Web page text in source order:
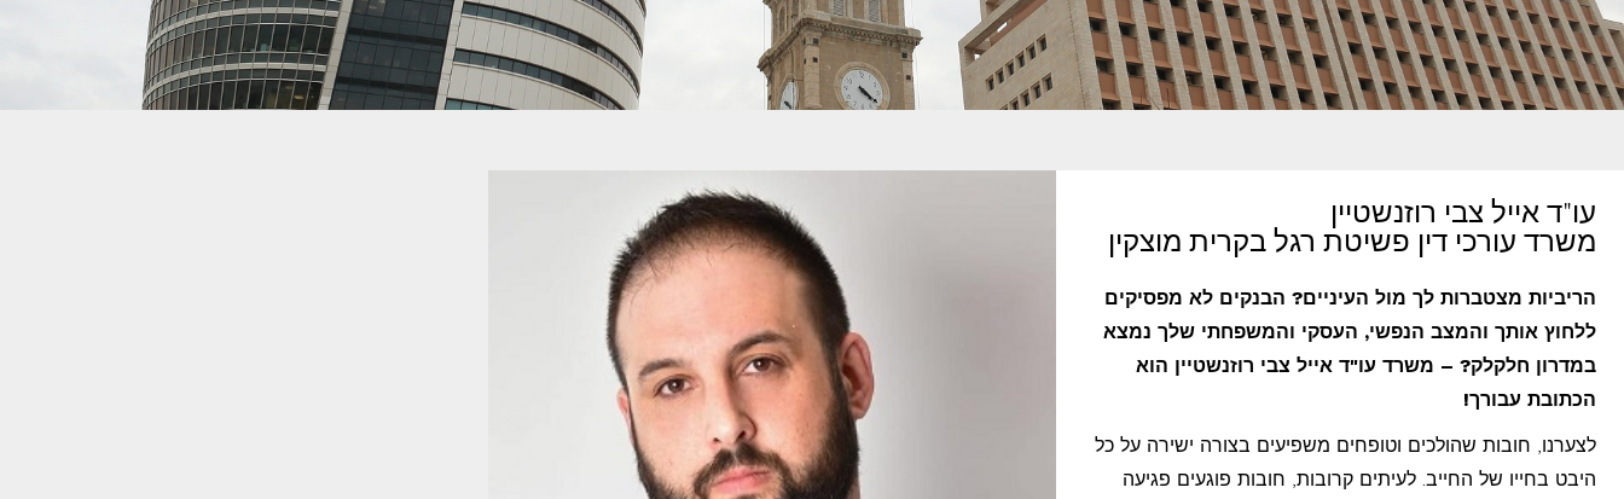
עו"ד אייל צבי רוזנשטיין
משרד עורכי דין פשיטת רגל בקרית מוצקין
הריביות מצטברות לך מול העיניים? הבנקים לא מפסיקים
ללחוץ אותך והמצב הנפשי, העסקי והמשפחתי שלך נמצא
במדרון חלקלק? – משרד עו"ד אייל צבי רוזנשטיין הוא
הכתובת עבורך!
לצערנו, חובות שהולכים וטופחים משפיעים בצורה ישירה על כל
היבט בחייו של החייב. לעיתים קרובות, חובות פוגעים פגיעה